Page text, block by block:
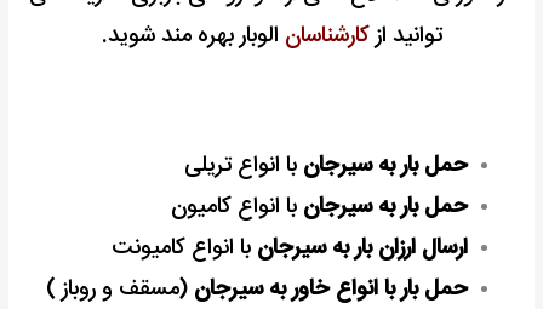
توانید ازکارشناسان الوبار بهره مند شوید.
حمل بار به سیرجان با انواع تریلی
حمل بار به سیرجان با انواع کامیون
ارسال ارزان بار به سیرجان با انواع کامیونت
حمل بار با انواع خاور به سیرجان (مسقف و روباز )